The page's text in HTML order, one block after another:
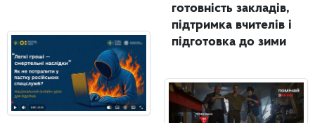
готовність закладів,
підтримка вчителів і
підготовка до зими